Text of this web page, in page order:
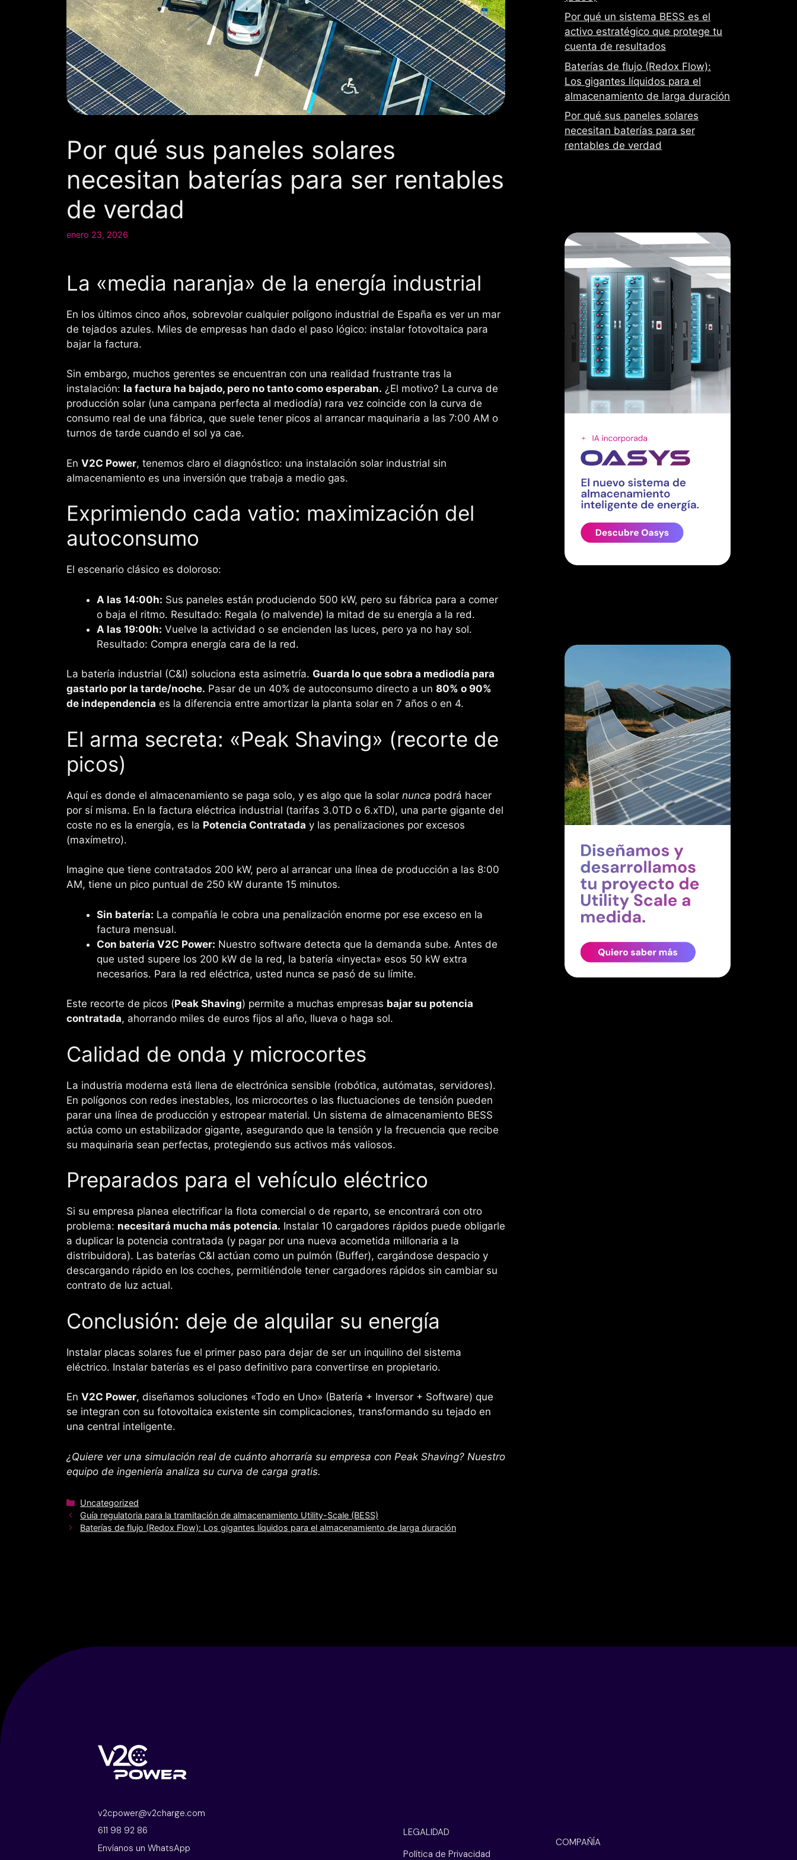
Por qué sus paneles solares
necesitan baterías para ser rentables
de verdad
enero 23, 2026
La «media naranja» de la energía industrial
En los últimos cinco años, sobrevolar cualquier polígono industrial de España es ver un mar
de tejados azules. Miles de empresas han dado el paso lógico: instalar fotovoltaica para
bajar la factura.
Sin embargo, muchos gerentes se encuentran con una realidad frustrante tras la
instalación: la factura ha bajado, pero no tanto como esperaban. ¿El motivo? La curva de
producción solar (una campana perfecta al mediodía) rara vez coincide con la curva de
consumo real de una fábrica, que suele tener picos al arrancar maquinaria a las 7:00 AM o
turnos de tarde cuando el sol ya cae.
En V2C Power, tenemos claro el diagnóstico: una instalación solar industrial sin
almacenamiento es una inversión que trabaja a medio gas.
Exprimiendo cada vatio: maximización del
autoconsumo
El escenario clásico es doloroso:
A las 14:00h: Sus paneles están produciendo 500 kW, pero su fábrica para a comer
o baja el ritmo. Resultado: Regala (o malvende) la mitad de su energía a la red.
A las 19:00h: Vuelve la actividad o se encienden las luces, pero ya no hay sol.
Resultado: Compra energía cara de la red.
La batería industrial (C&I) soluciona esta asimetría. Guarda lo que sobra a mediodía para
gastarlo por la tarde/noche. Pasar de un 40% de autoconsumo directo a un 80% o 90%
de independencia es la diferencia entre amortizar la planta solar en 7 años o en 4.
El arma secreta: «Peak Shaving» (recorte de
picos)
Aquí es donde el almacenamiento se paga solo, y es algo que la solar nunca podrá hacer
por sí misma. En la factura eléctrica industrial (tarifas 3.0TD o 6.xTD), una parte gigante del
coste no es la energía, es la Potencia Contratada y las penalizaciones por excesos
(maxímetro).
Imagine que tiene contratados 200 kW, pero al arrancar una línea de producción a las 8:00
AM, tiene un pico puntual de 250 kW durante 15 minutos.
Sin batería: La compañía le cobra una penalización enorme por ese exceso en la
factura mensual.
Con batería V2C Power: Nuestro software detecta que la demanda sube. Antes de
que usted supere los 200 kW de la red, la batería «inyecta» esos 50 kW extra
necesarios. Para la red eléctrica, usted nunca se pasó de su límite.
Este recorte de picos (Peak Shaving) permite a muchas empresas bajar su potencia
contratada, ahorrando miles de euros fijos al año, llueva o haga sol.
Calidad de onda y microcortes
La industria moderna está llena de electrónica sensible (robótica, autómatas, servidores).
En polígonos con redes inestables, los microcortes o las fluctuaciones de tensión pueden
parar una línea de producción y estropear material. Un sistema de almacenamiento BESS
actúa como un estabilizador gigante, asegurando que la tensión y la frecuencia que recibe
su maquinaria sean perfectas, protegiendo sus activos más valiosos.
Preparados para el vehículo eléctrico
Si su empresa planea electrificar la flota comercial o de reparto, se encontrará con otro
problema: necesitará mucha más potencia. Instalar 10 cargadores rápidos puede obligarle
a duplicar la potencia contratada (y pagar por una nueva acometida millonaria a la
distribuidora). Las baterías C&I actúan como un pulmón (Buffer), cargándose despacio y
descargando rápido en los coches, permitiéndole tener cargadores rápidos sin cambiar su
contrato de luz actual.
Conclusión: deje de alquilar su energía
Instalar placas solares fue el primer paso para dejar de ser un inquilino del sistema
eléctrico. Instalar baterías es el paso definitivo para convertirse en propietario.
En V2C Power, diseñamos soluciones «Todo en Uno» (Batería + Inversor + Software) que
se integran con su fotovoltaica existente sin complicaciones, transformando su tejado en
una central inteligente.
¿Quiere ver una simulación real de cuánto ahorraría su empresa con Peak Shaving? Nuestro
equipo de ingeniería analiza su curva de carga gratis.
Categorías
Uncategorized
Guía regulatoria para la tramitación de almacenamiento Utility-Scale (BESS)
Baterías de flujo (Redox Flow): Los gigantes líquidos para el almacenamiento de larga duración
Por qué un sistema BESS es el
activo estratégico que protege tu
cuenta de resultados
Baterías de flujo (Redox Flow):
Los gigantes líquidos para el
almacenamiento de larga duración
Por qué sus paneles solares
necesitan baterías para ser
rentables de verdad
v2cpower@v2charge.com
611 98 92 86
Envíanos un WhatsApp
LEGALIDAD
Política de Privacidad
COMPAÑÍA